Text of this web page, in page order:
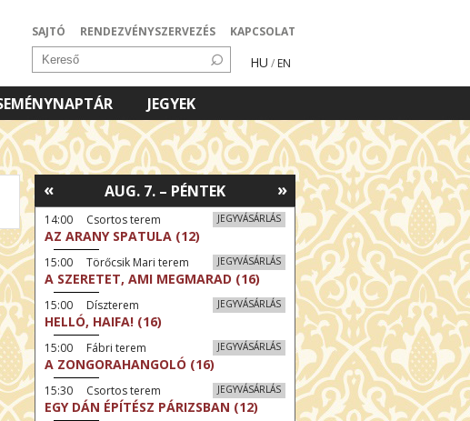
SAJTÓ RENDEZVÉNYSZERVEZÉS KAPCSOLAT
HU / EN
JEGYEK
»
AUG. 7. – PÉNTEK
«
JEGYVÁSÁRLÁS
14:00 Csortos terem
AZ ARANY SPATULA (12)
JEGYVÁSÁRLÁS
15:00 Törőcsik Mari terem
A SZERETET, AMI MEGMARAD (16)
JEGYVÁSÁRLÁS
15:00 Díszterem
HELLÓ, HAIFA! (16)
JEGYVÁSÁRLÁS
15:00 Fábri terem
A ZONGORAHANGOLÓ (16)
JEGYVÁSÁRLÁS
15:30 Csortos terem
EGY DÁN ÉPÍTÉSZ PÁRIZSBAN (12)